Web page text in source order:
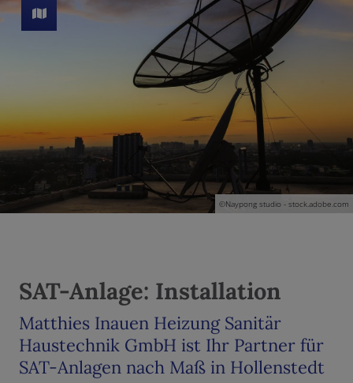
©Naypong studio - stock.adobe.com
SAT-Anlage: Installation
Matthies Inauen Heizung Sanitär
Haustechnik GmbH ist Ihr Partner für
SAT-Anlagen nach Maß in Hollenstedt
und schließen
schließen
schließen